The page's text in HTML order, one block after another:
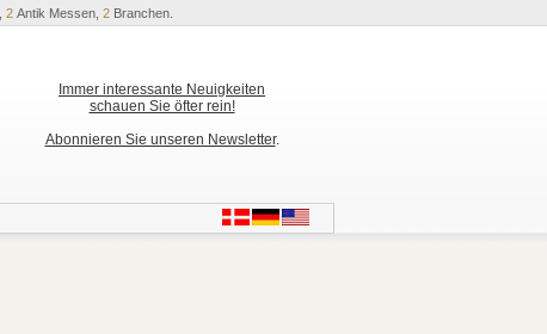
2 Antik Messen, 2 Branchen.
Immer interessante Neuigkeiten
schauen Sie öfter rein!
Abonnieren Sie unseren Newsletter.